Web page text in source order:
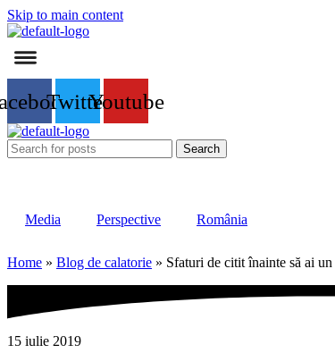
Skip to main content
TwitterYoutube
Search
Media Perspective România
Home » Blog de calatorie » Sfaturi de citit înainte să ai
15 iulie 2019